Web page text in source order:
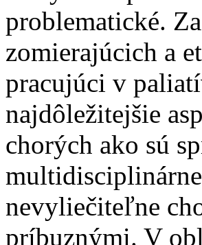
problematické.
zomierajúcich a
pracujúci v
najdôležitejšie
chorých ako sú
nevyliečiteľne
príbuznými. V